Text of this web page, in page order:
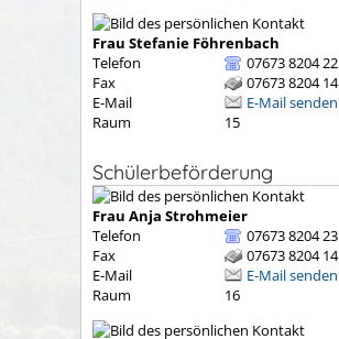
Frau Stefanie Föhrenbach
Telefon
07673 8204 22
Fax
07673 8204 14
E-Mail
E-Mail senden
Raum
15
Schülerbeförderung
Frau Anja Strohmeier
Telefon
07673 8204 23
Fax
07673 8204 14
E-Mail
E-Mail senden
Raum
16